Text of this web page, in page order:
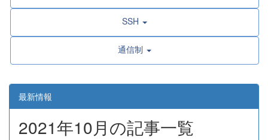
SSH
通信制
最新情報
2021年10月の記事一覧